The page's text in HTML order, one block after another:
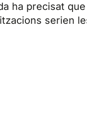
ha precisat
serien